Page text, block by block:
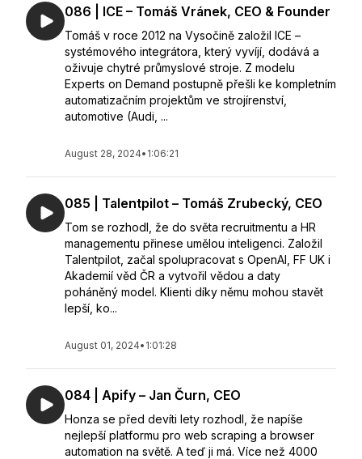
086 | ICE – Tomáš Vránek, CEO & Founder
Tomáš v roce 2012 na Vysočině založil ICE –
systémového integrátora, který vyvíjí, dodává a
oživuje chytré průmyslové stroje. Z modelu
Experts on Demand postupně přešli ke kompletním
automatizačním projektům ve strojírenství,
automotive (Audi, ...
August 28, 2024• 1:06:21
085 | Talentpilot – Tomáš Zrubecký, CEO
Tom se rozhodl, že do světa recruitmentu a HR
managementu přinese umělou inteligenci. Založil
Talentpilot, začal spolupracovat s OpenAI, FF UK i
Akademií věd ČR a vytvořil vědou a daty
poháněný model. Klienti díky němu mohou stavět
lepší, ko...
August 01, 2024• 1:01:28
084 | Apify – Jan Čurn, CEO
Honza se před devíti lety rozhodl, že napíše
nejlepší platformu pro web scraping a browser
automation na světě. A teď ji má. Více než 4000